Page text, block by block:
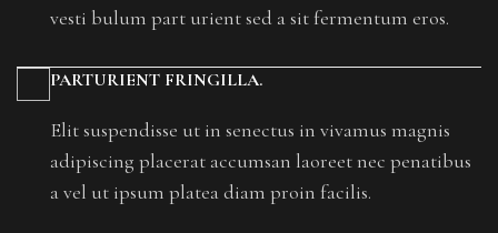
vesti bulum part urient sed a sit fermentum eros.
PARTURIENT FRINGILLA.
Elit suspendisse ut in senectus in vivamus magnis
adipiscing placerat accumsan laoreet nec penatibus
a vel ut ipsum platea diam proin facilis.